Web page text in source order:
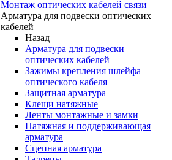
Монтаж оптических кабелей связи
Арматура для подвески оптических
кабелей
Назад
Арматура для подвески
оптических кабелей
Зажимы крепления шлейфа
оптического кабеля
Защитная арматура
Клещи натяжные
Ленты монтажные и замки
Натяжная и поддерживающая
арматура
Сцепная арматура